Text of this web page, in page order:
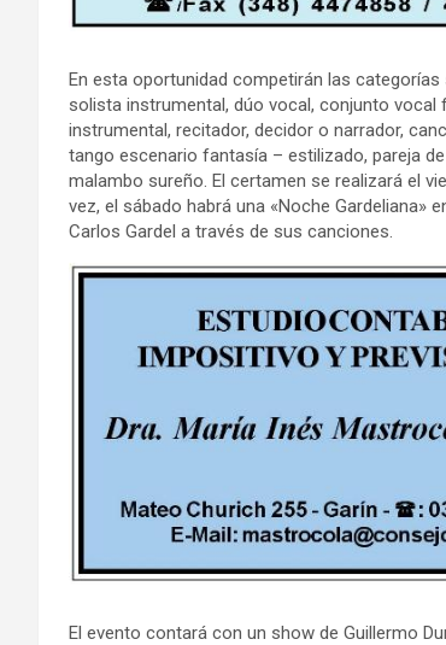
En esta oportunidad competirán las
solista instrumental, dúo vocal, conjunto
instrumental, recitador, decidor o narrador,
tango escenario fantasía – estilizado, pareja
malambo sureño. El certamen se realizará el
vez, el sábado habrá una «Noche Gardeliana»
Carlos Gardel a través de sus canciones.
El evento contará con un show de Guillermo